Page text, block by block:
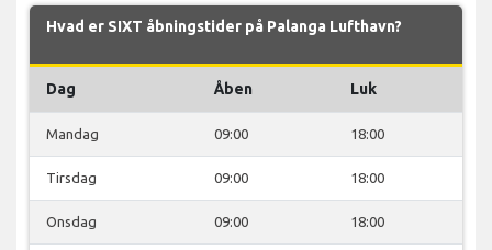
Hvad er SIXT åbningstider på Palanga Lufthavn?
Dag Åben Luk
Mandag 09:00 18:00
Tirsdag 09:00 18:00
Onsdag 09:00 18:00